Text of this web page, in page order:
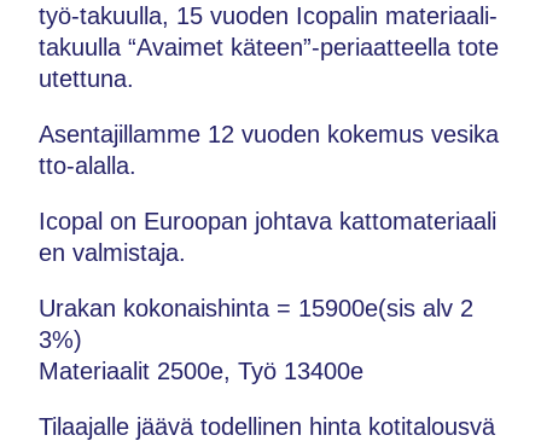
työ-takuulla, 15 vuoden Icopalin materiaali-
takuulla “Avaimet käteen”-periaatteella tote
utettuna.
Asentajillamme 12 vuoden kokemus vesika
tto-alalla.
Icopal on Euroopan johtava kattomateriaali
en valmistaja.
Urakan kokonaishinta = 15900e(sis alv 2
3%)
Materiaalit 2500e, Työ 13400e
Tilaajalle jäävä todellinen hinta kotitalousvä